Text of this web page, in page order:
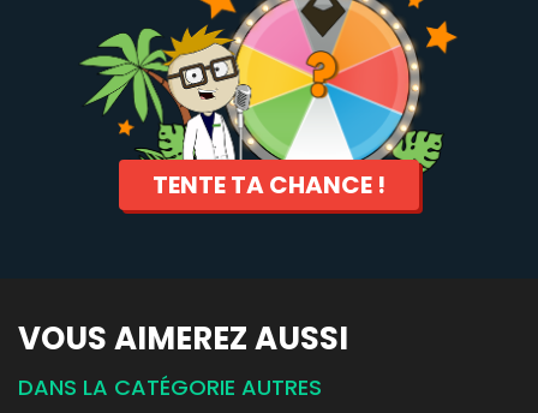
TENTE TA CHANCE !
VOUS AIMEREZ AUSSI
DANS LA CATÉGORIE AUTRES